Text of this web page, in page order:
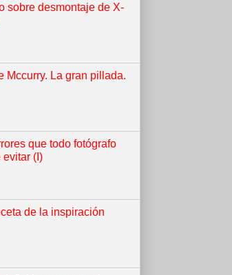
sobre desmontaje de X-
Mccurry. La gran pillada.
que todo fotógrafo
evitar (I)
de la inspiración